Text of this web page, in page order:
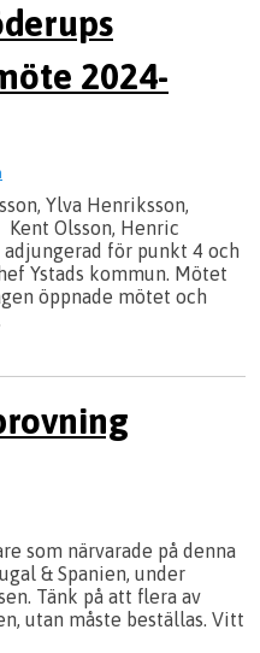
2024-
Ylva Henriksson,
Olsson, Henric
för punkt 4 och
Ystads kommun. Mötet
öppnade mötet och
som närvarade på denna
& Spanien, under
Tänk på att flera av
utan måste beställas. Vitt